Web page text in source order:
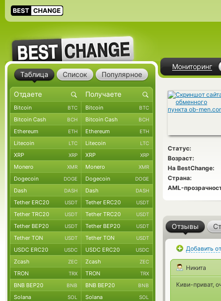
Мониторинг
Статус:
Возраст:
На BestChange:
Страна:
AML-
Отзывы
Добавить
Никита
Киви-приват,
Таблица Список Популярное
Bitcoin BTC Bitcoin BTC
Bitcoin Cash BCH Bitcoin Cash BCH
Ethereum ETH Ethereum ETH
Litecoin LTC Litecoin LTC
XRP XRP XRP XRP
Monero XMR Monero XMR
Dogecoin DOGE Dogecoin DOGE
Dash DASH Dash DASH
Tether ERC20 USDT Tether ERC20 USDT
Tether TRC20 USDT Tether TRC20 USDT
Tether BEP20 USDT Tether BEP20 USDT
Tether TON USDT Tether TON USDT
USDC ERC20 USDC USDC ERC20 USDC
Zcash ZEC Zcash ZEC
TRON TRX TRON TRX
BNB BEP20 BNB BNB BEP20 BNB
Solana SOL Solana SOL